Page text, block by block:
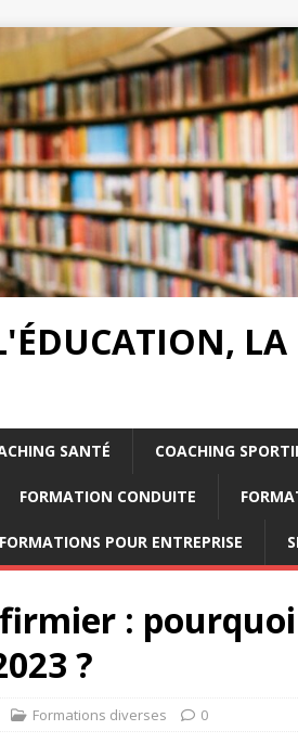
SANTÉ COACHING
FORMATION CONDUITE
FORMATIONS POUR ENTREPRISE
:
?
Formations diverses 0